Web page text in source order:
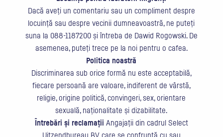
Dacă aveți un comentariu sau un compliment despre
locuință sau despre vecinii dumneavoastră, ne puteți
suna la 088-1187200 și întreba de Dawid Rogowski. De
asemenea, puteți trece pe la noi pentru o cafea.
Politica noastră
Discriminarea sub orice formă nu este acceptabilă,
fiecare persoană are valoare, indiferent de vârstă,
religie, origine politică, convingeri, sex, orientare
sexuală, naționalitate și dizabilitate.
Întrebări și reclamații Angajații din cadrul Select